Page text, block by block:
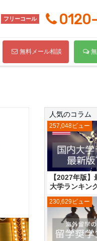
フリーコール
無料メール相談
人気のコラム
【2027年版
大学ランキン
257,048ビュー
230,629ビュー